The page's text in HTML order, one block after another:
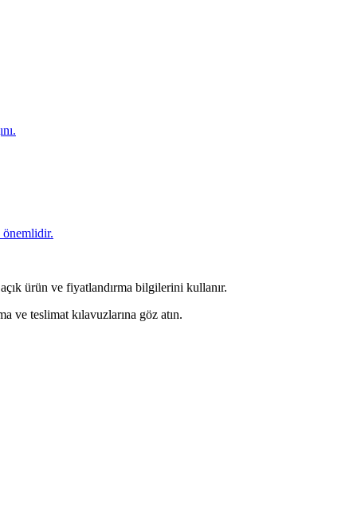
önemlidir.
ürün ve fiyatlandırma bilgilerini kullanır.
ve teslimat kılavuzlarına göz atın.